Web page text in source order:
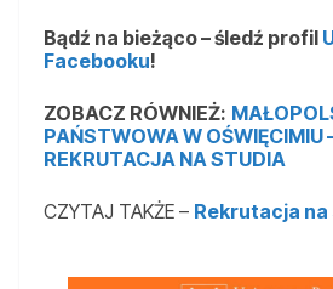
Bądź na bieżąco – śledź profil
Facebooku!
ZOBACZ RÓWNIEŻ:
PAŃSTWOWA W OŚWIĘCIMIU
REKRUTACJA NA STUDIA
CZYTAJ TAKŻE – Rekrutacja na